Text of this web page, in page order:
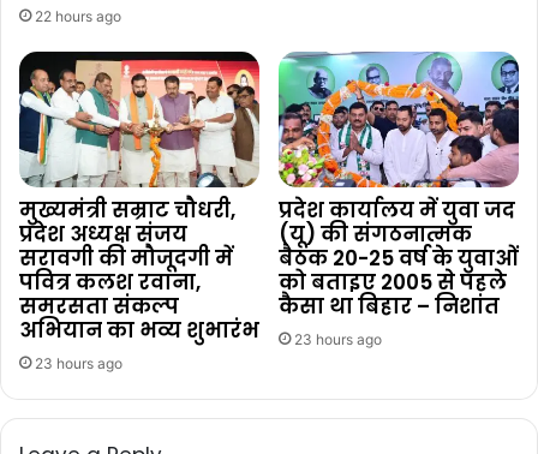
22 hours ago
मुख्यमंत्री सम्राट चौधरी,
प्रदेश अध्यक्ष संजय
सरावगी की मौजूदगी में
पवित्र कलश रवाना,
समरसता संकल्प
अभियान का भव्य शुभारंभ
23 hours ago
प्रदेश कार्यालय में युवा जद
(यू) की संगठनात्मक
बैठक 20-25 वर्ष के युवाओं
को बताइए 2005 से पहले
कैसा था बिहार – निशांत
23 hours ago